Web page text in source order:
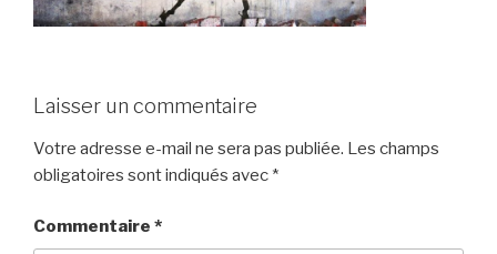
Laisser un commentaire
Votre adresse e-mail ne sera pas publiée. Les champs
obligatoires sont indiqués avec *
Commentaire *